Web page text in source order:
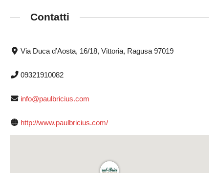
Contatti
Via Duca d’Aosta, 16/18, Vittoria, Ragusa 97019
09321910082
info@paulbricius.com
http://www.paulbricius.com/